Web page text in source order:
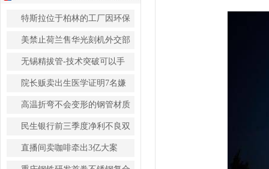
特斯拉位于柏林的工厂因环保
美禁止荷兰售华光刻机外交部
无锡精拔管-技术突破可以手
院长贩卖出生医学证明7名嫌
高温折弯不会变形的钢管材质
民生银行前三季度净利不良双
直播间卖咖啡牵出3亿大案